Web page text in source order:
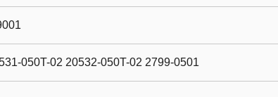
050T-02 20532-050T-02 2799-0501